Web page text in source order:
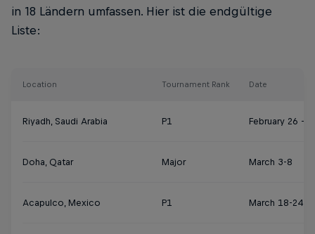
in 18 Ländern umfassen. Hier ist die endgültige
Liste:
Location Tournament Rank Date
Riyadh, Saudi Arabia P1 February 26 –
Doha, Qatar Major March 3-8
Acapulco, Mexico P1 March 18-24